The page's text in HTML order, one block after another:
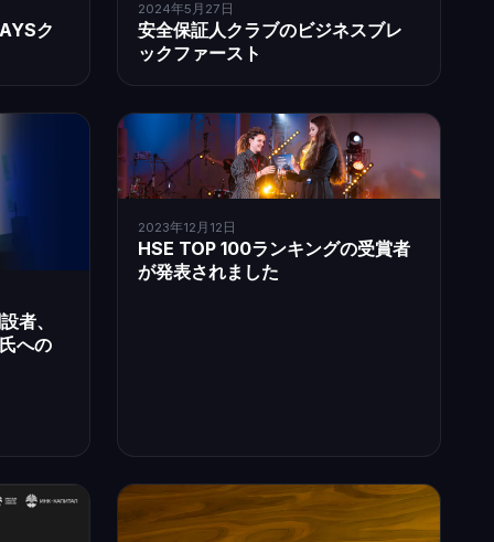
ク
2024年5月27日
安全保証人クラブのビジネスブレ
ックファースト
者、
への
2023年12月12日
HSE TOP 100ランキングの受賞者
が発表されました